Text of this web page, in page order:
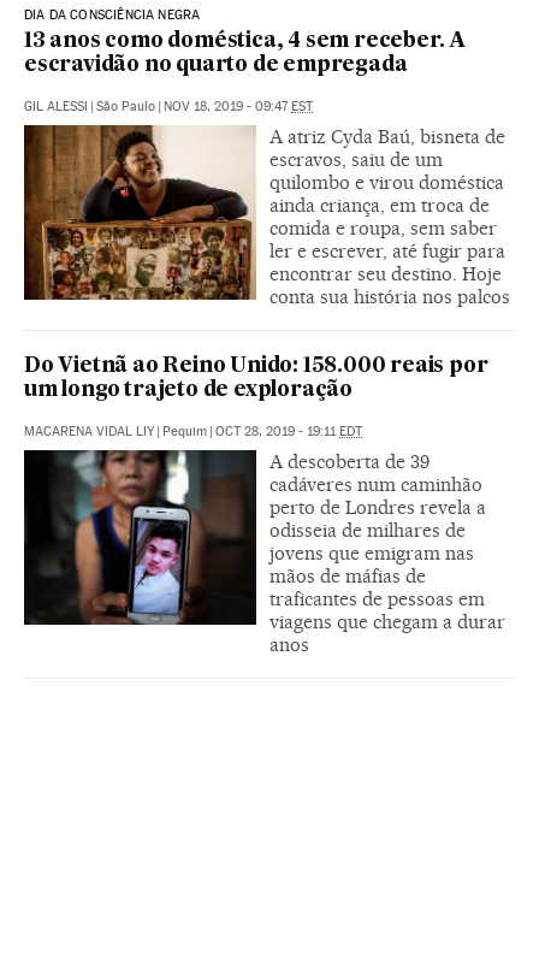
DIA DA CONSCIÊNCIA NEGRA
13 anos como doméstica, 4 sem receber. A
escravidão no quarto de empregada
GIL ALESSI | São Paulo | NOV 18, 2019 - 09:47EST
A atriz Cyda Baú, bisneta de
escravos, saiu de um
quilombo e virou doméstica
ainda criança, em troca de
comida e roupa, sem saber
ler e escrever, até fugir para
encontrar seu destino. Hoje
conta sua história nos palcos
Do Vietnã ao Reino Unido: 158.000 reais por
um longo trajeto de exploração
MACARENA VIDAL LIY | Pequim | OCT 28, 2019 - 19:11EDT
A descoberta de 39
cadáveres num caminhão
perto de Londres revela a
odisseia de milhares de
jovens que emigram nas
mãos de máfias de
traficantes de pessoas em
viagens que chegam a durar
anos